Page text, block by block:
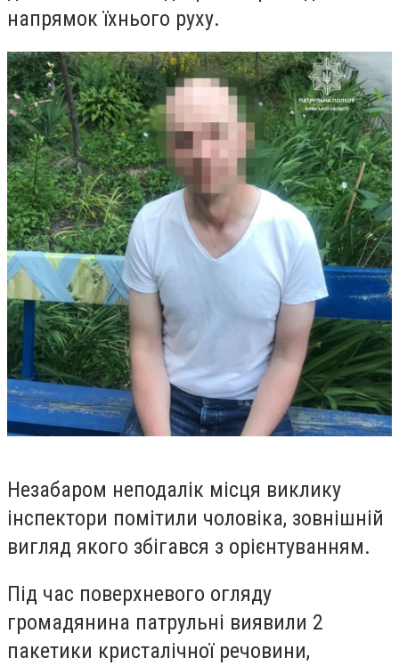
напрямок їхнього руху.
Незабаром неподалік місця виклику
інспектори помітили чоловіка, зовнішній
вигляд якого збігався з орієнтуванням.
Під час поверхневого огляду
громадянина патрульні виявили 2
пакетики кристалічної речовини,